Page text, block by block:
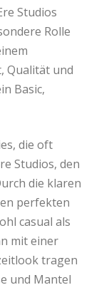
Studios
Rolle
Qualität und
Basic,
die oft
Studios, den
die klaren
perfekten
casual als
mit einer
tragen
und Mantel